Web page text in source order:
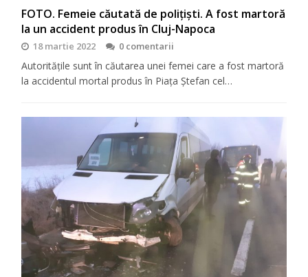
FOTO. Femeie căutată de polițiști. A fost martoră
la un accident produs în Cluj-Napoca
18 martie 2022 0 comentarii
Autoritățile sunt în căutarea unei femei care a fost martoră
la accidentul mortal produs în Piața Ștefan cel…